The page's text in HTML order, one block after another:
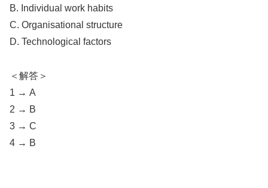
B. Individual work habits
C. Organisational structure
D. Technological factors
＜解答＞
1 → A
2 → B
3 → C
4 → B